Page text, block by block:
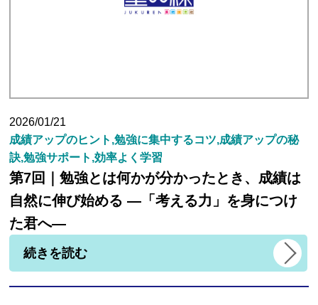
2026/01/21
成績アップのヒント,勉強に集中するコツ,成績アップの秘
訣,勉強サポート,効率よく学習
第7回｜勉強とは何かが分かったとき、成績は
自然に伸び始める ―「考える力」を身につけ
た君へ―
続きを読む